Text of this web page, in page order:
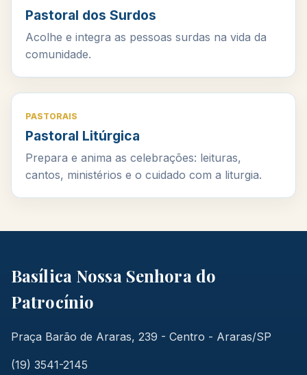
Pastoral dos Surdos
Acolhe e integra as pessoas surdas na vida da
comunidade.
PASTORAIS
Pastoral Litúrgica
Prepara e anima as celebrações: leituras,
cantos, ministérios e o cuidado com a liturgia.
Basílica Nossa Senhora do
Patrocínio
Praça Barão de Araras, 239 - Centro - Araras/SP
(19) 3541-2145